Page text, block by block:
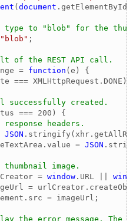
( document .getElementById(
type to "blob" for the
"blob" ;
of the REST API call.
=
function ( e ) {
=== XMLHttpRequest.DONE) {
successfully created.
=== 200 ) {
response headers.
JSON
=
JSON
thumbnail image.
= window .URL ||
=
= imageUrl;
the error message. The